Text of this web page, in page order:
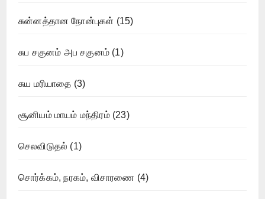
சுன்னத்தான நோன்புகள் (15)
சுப சகுனம் அப சகுனம் (1)
சுய மரியாதை (3)
சூனியம் மாயம் மந்திரம்(23)
செலவிடுதல் (1)
சொர்க்கம், நரகம், விசாரணை (4)